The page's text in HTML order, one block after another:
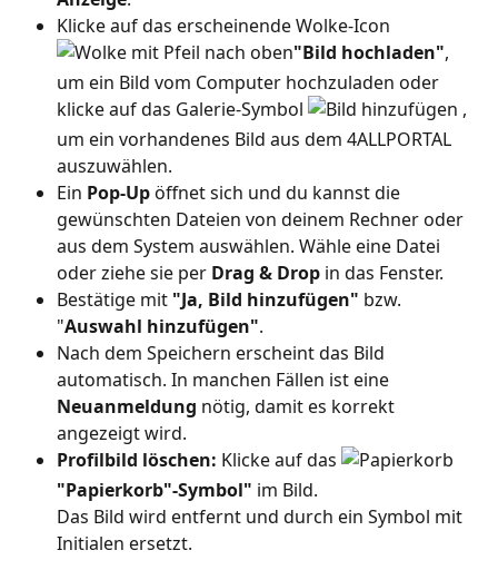
Klicke auf das erscheinende Wolke-Icon
"Bild hochladen",
um ein Bild vom Computer hochzuladen oder
klicke auf das Galerie-Symbol
,
um ein vorhandenes Bild aus dem 4ALLPORTAL
auszuwählen.
Ein Pop-Up öffnet sich und du kannst die
gewünschten Dateien von deinem Rechner oder
aus dem System auswählen. Wähle eine Datei
oder ziehe sie per Drag & Drop in das Fenster.
Bestätige mit "Ja, Bild hinzufügen" bzw.
"Auswahl hinzufügen".
Nach dem Speichern erscheint das Bild
automatisch. In manchen Fällen ist eine
Neuanmeldung nötig, damit es korrekt
angezeigt wird.
Profilbild löschen: Klicke auf das
"Papierkorb"-Symbol" im Bild.
Das Bild wird entfernt und durch ein Symbol mit
Initialen ersetzt.